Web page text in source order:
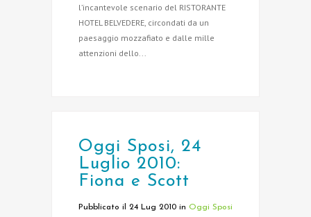
l’incantevole scenario del RISTORANTE
HOTEL BELVEDERE, circondati da un
paesaggio mozzafiato e dalle mille
attenzioni dello...
Oggi Sposi, 24
Luglio 2010:
Fiona e Scott
Pubblicato il 24 Lug 2010 in Oggi Sposi